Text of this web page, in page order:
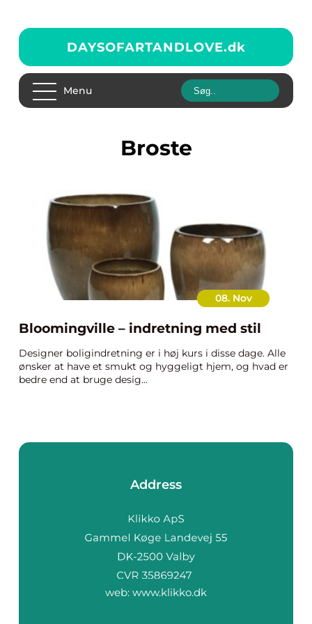
DAYSOFARTANDLOVE.dk
Menu
Broste
08. Nov
Bloomingville – indretning med stil
Designer boligindretning er i høj kurs i disse dage. Alle
ønsker at have et smukt og hyggeligt hjem, og hvad er
bedre end at bruge desig...
Address
web: www.klikko.dk